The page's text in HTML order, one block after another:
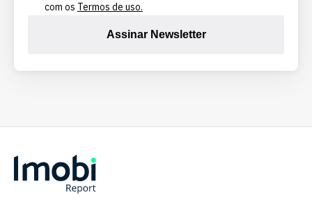
com os Termos de uso.
Assinar Newsletter